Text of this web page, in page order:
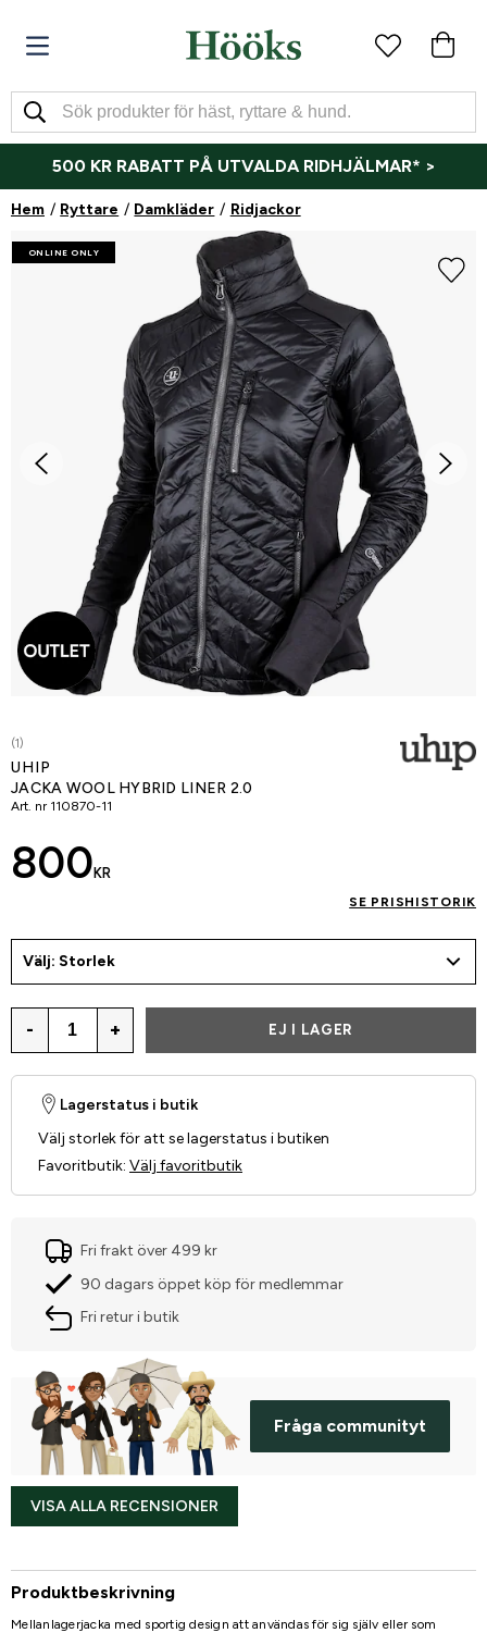
500 KR RABATT PÅ UTVALDA RIDHJÄLMAR* >
Hem Ryttare Damkläder Ridjackor
ONLINE ONLY
(1)
UHIP
JACKA WOOL HYBRID LINER 2.0
Art. nr 110870-11
800 KR
SE PRISHISTORIK
Välj: Storlek
- + EJ I LAGER
Lagerstatus i butik
Välj storlek för att se lagerstatus i butiken
Favoritbutik: Välj favoritbutik
Fri frakt över 499 kr
90 dagars öppet köp för medlemmar
Fri retur i butik
Fråga communityt
VISA ALLA RECENSIONER
Produktbeskrivning
Mellanlagerjacka med sportig design att användas för sig själv eller som